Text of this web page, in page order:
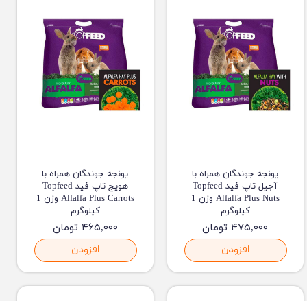
یونجه جوندگان همراه با
آجیل تاپ فید Topfeed
Alfalfa Plus Nuts وزن 1
کیلوگرم
۴۷۵,۰۰۰ تومان
افزودن
یونجه جوندگان همراه با
هویج تاپ فید Topfeed
Alfalfa Plus Carrots وزن 1
کیلوگرم
۴۶۵,۰۰۰ تومان
افزودن